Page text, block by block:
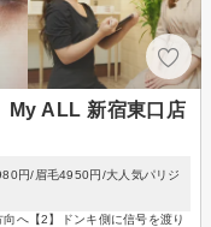
My ALL 新宿東口店
円/眉毛4950円/大人気パリジ
へ【2】ドンキ側に信号を渡り